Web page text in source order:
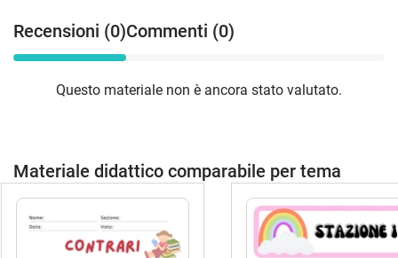
Recensioni (0)Commenti (0)
Questo materiale non è ancora stato valutato.
Materiale didattico comparabile per tema